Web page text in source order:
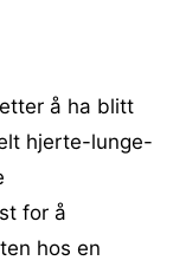
å ha blitt
hjerte-lunge-
for å
hos en